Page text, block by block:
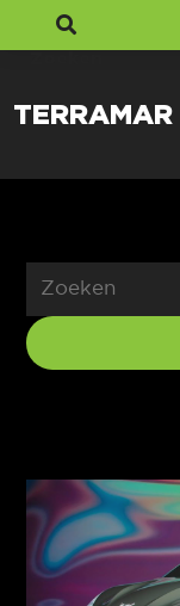
TERRAMAR